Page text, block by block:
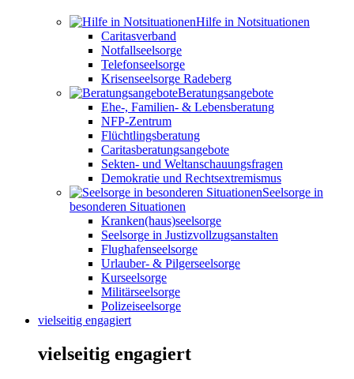
Hilfe in Notsituationen
Caritasverband
Notfallseelsorge
Telefonseelsorge
Krisenseelsorge Radeberg
Beratungsangebote
Ehe-, Familien- & Lebensberatung
NFP-Zentrum
Flüchtlingsberatung
Caritasberatungsangebote
Sekten- und Weltanschauungsfragen
Demokratie und Rechtsextremismus
Seelsorge in
besonderen Situationen
Kranken(haus)seelsorge
Seelsorge in Justizvollzugsanstalten
Flughafenseelsorge
Urlauber- & Pilgerseelsorge
Kurseelsorge
Militärseelsorge
Polizeiseelsorge
vielseitig engagiert
vielseitig engagiert